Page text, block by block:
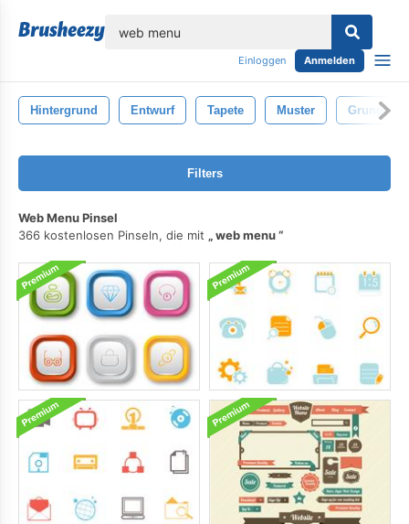
Einloggen Anmelden
Hintergrund Entwurf Tapete Muster Grunge
Filters
Web Menu Pinsel
366 kostenlosen Pinseln, die mit
web menu